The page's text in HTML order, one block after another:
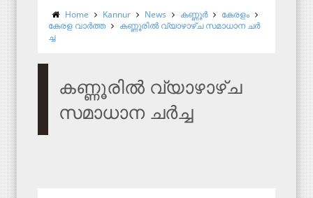
Home Kannur News കണ്ണൂര്‍
കേരളം
കേരള വാര്‍ത്ത
ക​ണ്ണൂ​രി​ൽ വ്യാ​ഴാ​ഴ്ച സ​മാ​ധാ​ന ച​ർ​
ച്ച
ക​ണ്ണൂ​രി​ൽ വ്യാ​ഴാ​ഴ്ച
സ​മാ​ധാ​ന ച​ർ​ച്ച